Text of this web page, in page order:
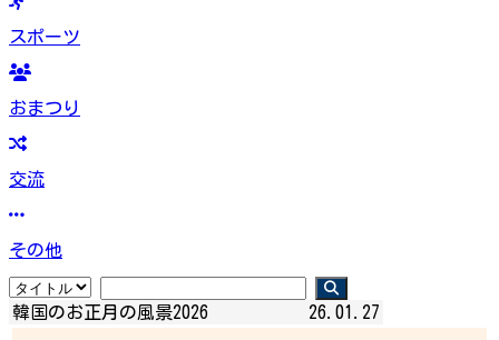
スポーツ
おまつり
交流
その他
韓国のお正月の風景2026 26.01.27